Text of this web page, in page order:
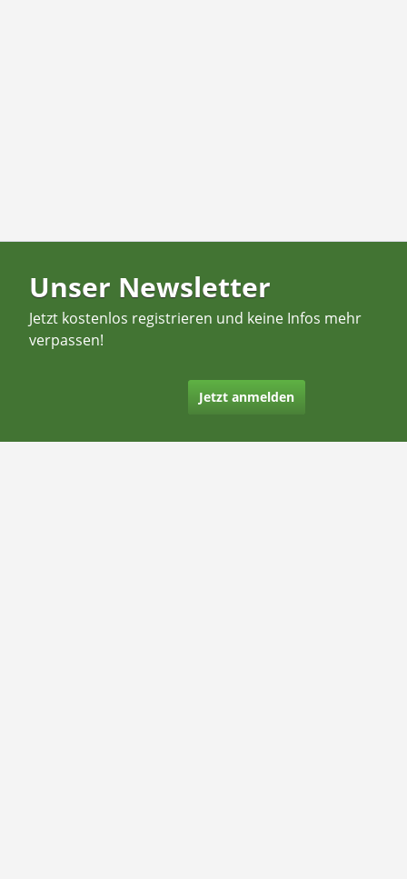
Unser Newsletter
Jetzt kostenlos registrieren und keine Infos mehr
verpassen!
Jetzt anmelden